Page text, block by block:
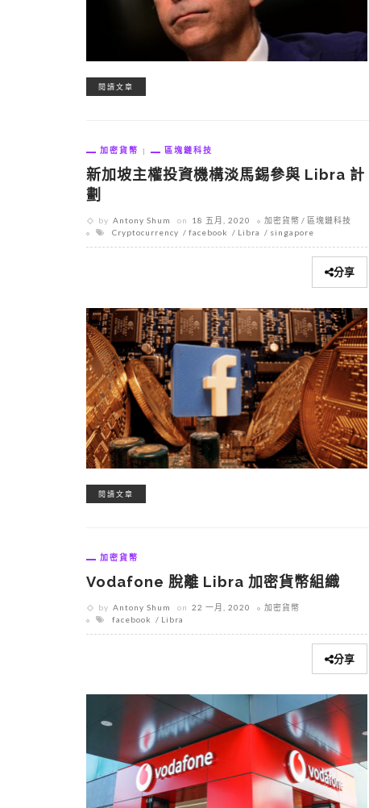
閱讀文章
加密貨幣 區塊鏈科技
新加坡主權投資機構淡馬錫參與 Libra 計
劃
by Antony Shum on 18 五月, 2020 加密貨幣
區塊鏈科技
Cryptocurrency
facebook Libra singapore
分享
閱讀文章
加密貨幣
Vodafone 脫離 Libra 加密貨幣組織
by Antony Shum on 22 一月, 2020
加密貨幣
facebook
Libra
分享